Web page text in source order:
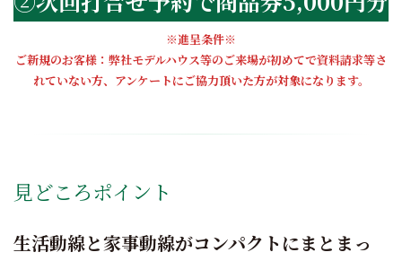
※進呈条件※
ご新規のお客様：弊社モデルハウス等のご来場が初めてで資料請求等さ
れていない方、アンケートにご協力頂いた方が対象になります。
見どころポイント
生活動線と家事動線がコンパクトにまとまっ